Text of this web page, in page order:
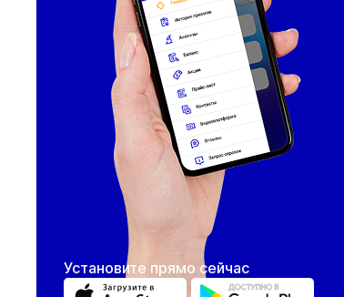
Установите прямо сейчас